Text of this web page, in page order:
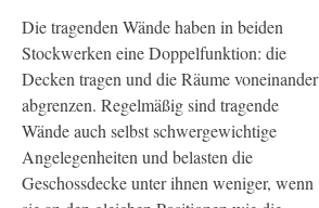
Die tragenden Wände haben in beiden
Stockwerken eine Doppelfunktion: die
Decken tragen und die Räume voneinander
abgrenzen. Regelmäßig sind tragende
Wände auch selbst schwergewichtige
Angelegenheiten und belasten die
Geschossdecke unter ihnen weniger, wenn